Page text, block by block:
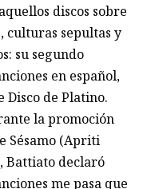
discos sobre
culturas sepultas y
su segundo
en español,
Disco de Platino.
la promoción
Sésamo (Apriti
Battiato declaró
me pasa que